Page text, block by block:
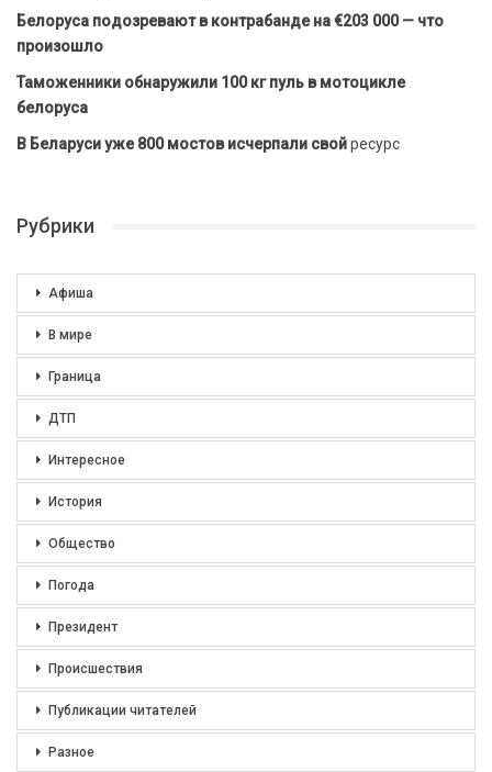
Белоруса подозревают в контрабанде на €203 000 — что
произошло
Таможенники обнаружили 100 кг пуль в мотоцикле
белоруса
В Беларуси уже 800 мостов исчерпали свойресурс
Рубрики
Афиша
В мире
Граница
ДТП
Интересное
История
Общество
Погода
Президент
Происшествия
Публикации читателей
Разное